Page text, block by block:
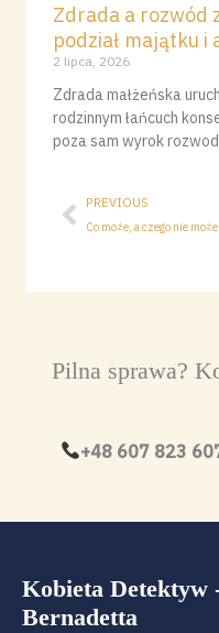
Zdrada a rozwód
podział majątku i
2 lipca, 2026
Zdrada małżeńska
rodzinnym łańcuch
poza sam wyrok
Prev
PREVIOUS
Pilna sprawa?
+48 607 823
O BIURZE
Kobieta Detektyw
Bernadetta